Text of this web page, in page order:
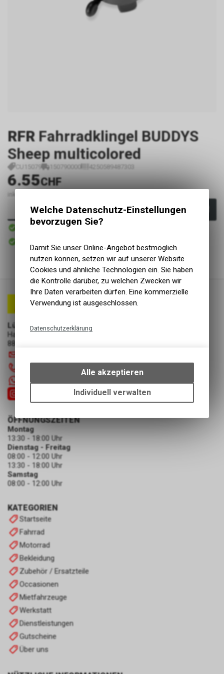
RFR Fahrradklingel BUDDYS
Sheep multicolored
CU15079 150790000 4250589487303
6.55CHF
inkl. MwSt., zzgl.
In den Warenkorb
Sofort verfügbar
Abholung Lüscher Motor- & Bike World
Lüscher Motor- & Bike World
Hauptstrasse 29a
8867 Niederurnen
+41 55 6103131
KATEGORIEN
Startseite
Fahrrad
Motorrad
Bekleidung
Zubehör / Ersatzteile
Occasionen
Mietfahrzeuge
Werkstatt
Dienstleistungen
Gutscheine
Über uns
ÖFFNUNGSZEITEN
Montag
13:30 - 18:00 Uhr
Dienstag - Freitag
08:00 - 12:00 Uhr
13:30 - 18:00 Uhr
Samstag
08:00 - 12:00 Uhr
Welche Datenschutz-Einstellungen
bevorzugen Sie?
Damit Sie unser Online-Angebot bestmöglich
nutzen können, setzen wir auf unserer Website
Cookies und ähnliche Technologien ein. Sie haben
die Kontrolle darüber, zu welchen Zwecken wir
Ihre Daten verarbeiten dürfen. Eine kommerzielle
Verwendung ist ausgeschlossen.
Datenschutzerklärung
bestimmte Interaktionen und
Einstellungen auf Ihrem Gerät,
um die grundlegenden
Funktionen unseres Online-
Alle akzeptieren
Individuell verwalten